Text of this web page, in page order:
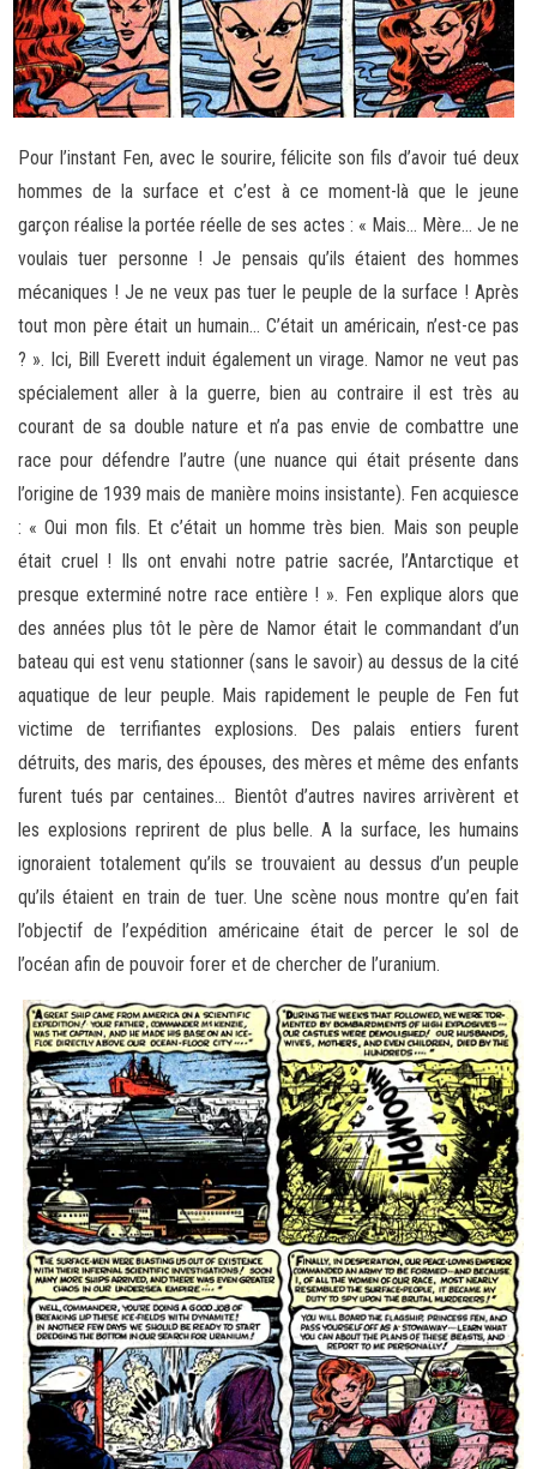
Pour l’instant Fen, avec le sourire, félicite son fils d’avoir tué deux
hommes de la surface et c’est à ce moment-là que le jeune
garçon réalise la portée réelle de ses actes : « Mais… Mère… Je ne
voulais tuer personne ! Je pensais qu’ils étaient des hommes
mécaniques ! Je ne veux pas tuer le peuple de la surface ! Après
tout mon père était un humain… C’était un américain, n’est-ce pas
? ». Ici, Bill Everett induit également un virage. Namor ne veut pas
spécialement aller à la guerre, bien au contraire il est très au
courant de sa double nature et n’a pas envie de combattre une
race pour défendre l’autre (une nuance qui était présente dans
l’origine de 1939 mais de manière moins insistante). Fen acquiesce
: « Oui mon fils. Et c’était un homme très bien. Mais son peuple
était cruel ! Ils ont envahi notre patrie sacrée, l’Antarctique et
presque exterminé notre race entière ! ». Fen explique alors que
des années plus tôt le père de Namor était le commandant d’un
bateau qui est venu stationner (sans le savoir) au dessus de la cité
aquatique de leur peuple. Mais rapidement le peuple de Fen fut
victime de terrifiantes explosions. Des palais entiers furent
détruits, des maris, des épouses, des mères et même des enfants
furent tués par centaines… Bientôt d’autres navires arrivèrent et
les explosions reprirent de plus belle. A la surface, les humains
ignoraient totalement qu’ils se trouvaient au dessus d’un peuple
qu’ils étaient en train de tuer. Une scène nous montre qu’en fait
l’objectif de l’expédition américaine était de percer le sol de
l’océan afin de pouvoir forer et de chercher de l’uranium.